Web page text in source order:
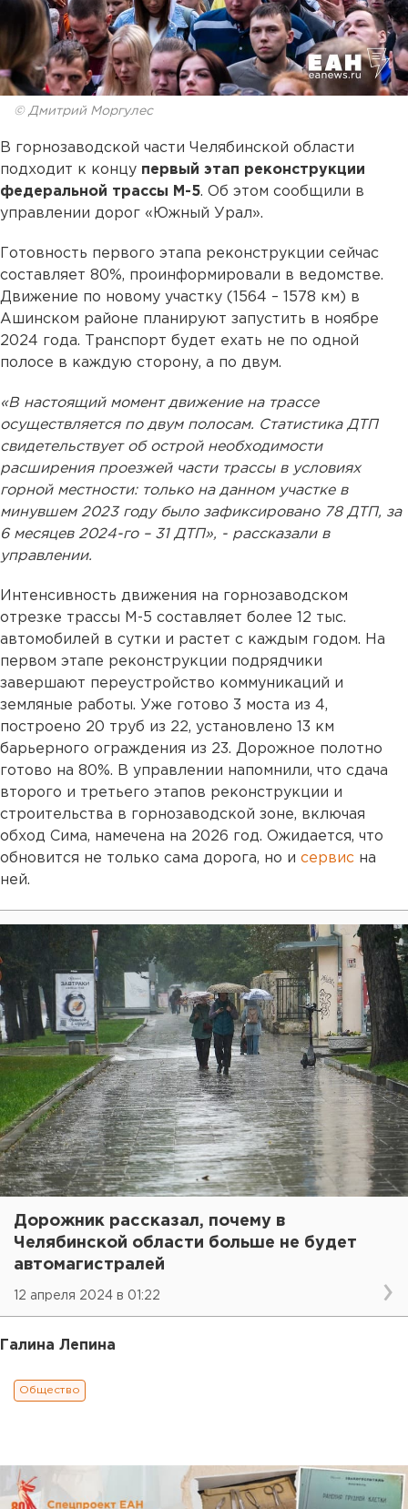
© Дмитрий Моргулес
В горнозаводской части Челябинской области
подходит к концу первый этап реконструкции
федеральной трассы М-5. Об этом сообщили в
управлении дорог «Южный Урал».
Готовность первого этапа реконструкции сейчас
составляет 80%, проинформировали в ведомстве.
Движение по новому участку (1564 – 1578 км) в
Ашинском районе планируют запустить в ноябре
2024 года. Транспорт будет ехать не по одной
полосе в каждую сторону, а по двум.
«В настоящий момент движение на трассе
осуществляется по двум полосам. Статистика ДТП
свидетельствует об острой необходимости
расширения проезжей части трассы в условиях
горной местности: только на данном участке в
минувшем 2023 году было зафиксировано 78 ДТП, за
6 месяцев 2024-го – 31 ДТП», - рассказали в
управлении.
Интенсивность движения на горнозаводском
отрезке трассы М-5 составляет более 12 тыс.
автомобилей в сутки и растет с каждым годом. На
первом этапе реконструкции подрядчики
завершают переустройство коммуникаций и
земляные работы. Уже готово 3 моста из 4,
построено 20 труб из 22, установлено 13 км
барьерного ограждения из 23. Дорожное полотно
готово на 80%. В управлении напомнили, что сдача
второго и третьего этапов реконструкции и
строительства в горнозаводской зоне, включая
обход Сима, намечена на 2026 год. Ожидается, что
обновится не только сама дорога, но и сервис на
ней.
Дорожник рассказал, почему в
Челябинской области больше не будет
автомагистралей
12 апреля 2024 в 01:22
Галина Лепина
Общество